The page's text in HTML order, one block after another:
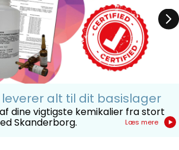
leverer alt til dit basislager
dine vigtigste kemikalier fra stort
Skanderborg. Læs mere